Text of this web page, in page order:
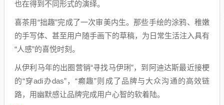
也在得到不同形式的演绎。
喜茶用“拙趣”完成了一次审美内生。那些手绘的涂鸦、稚嫩
的手写体、甚至用户随手画下的草稿，为日常生活注入具有
“人感”的喜悦时刻。
从伊利马年的出圈营销“寻找马伊琍”，到阿迪达斯最近接梗
的“穿adi办das”，“癫趣”则成了品牌与大众沟通的高效链
路，用幽默感让品牌完成用户心智的软着陆。